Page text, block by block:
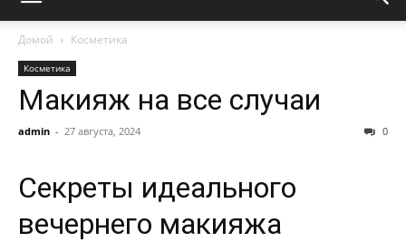
Домой Косметика
Косметика
Макияж на все случаи
admin - 27 августа, 2024 0
Секреты идеального
вечернего макияжа